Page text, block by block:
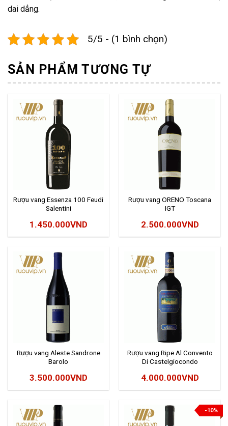
dai dẳng.
5/5 - (1 bình chọn)
SẢN PHẨM TƯƠNG TỰ
Rượu vang Essenza 100 Feudi
Salentini
1.450.000VND
Rượu vang ORENO Toscana
IGT
2.500.000VND
Rượu vang Aleste Sandrone
Barolo
3.500.000VND
Rượu vang Ripe Al Convento
Di Castelgiocondo
4.000.000VND
-10%